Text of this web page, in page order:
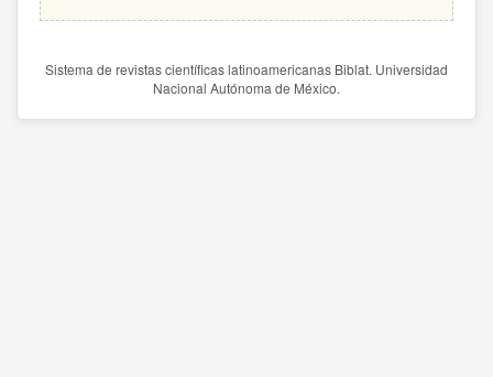
Sistema de revistas científicas latinoamericanas Biblat. Universidad
Nacional Autónoma de México.